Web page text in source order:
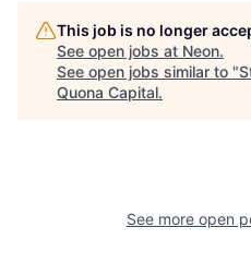
This job is no longer
See open jobs at Neon.
See open jobs similar to "
Quona Capital.
See more open